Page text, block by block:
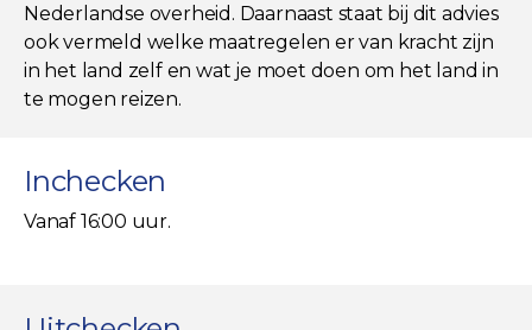
Nederlandse overheid. Daarnaast staat bij dit advies
ook vermeld welke maatregelen er van kracht zijn
in het land zelf en wat je moet doen om het land in
te mogen reizen.
Inchecken
Vanaf 16:00 uur.